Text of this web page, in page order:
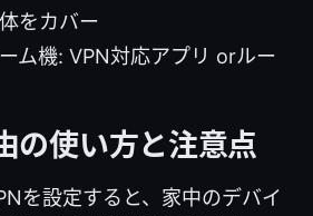
をカバー
ム機: VPN対応アプリ orルー
の使い方と注意点
を設定すると、家中のデバイ